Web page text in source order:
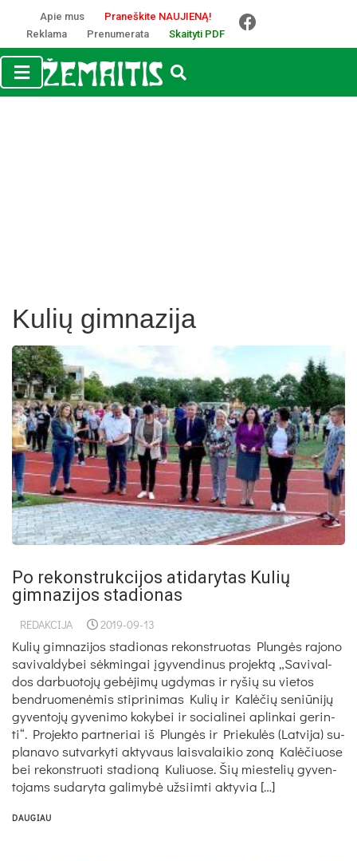
Apie mus
Praneškite NAUJIENĄ!
Reklama
Prenumerata Skaityti PDF
Kulių gimnazija
Po rekonstrukcijos atidarytas Kulių
gimnazijos stadionas
REDAKCIJA 2019-09-13
Ku­lių gim­na­zi­jos sta­dio­nas re­konst­ruo­tas Plun­gės ra­jo­no
sa­vi­val­dy­bei sėk­min­gai įgy­ven­di­nus pro­jek­tą „Sa­vi­val­
dos dar­buo­to­jų ge­bė­ji­mų ug­dy­mas ir ry­šių su vie­tos
bend­ruo­me­nė­mis stip­ri­ni­mas Ku­lių ir Ka­lė­čių se­niū­ni­jų
gy­ven­to­jų gy­ve­ni­mo ko­ky­bei ir so­cia­li­nei ap­lin­kai ge­rin­
ti“. Pro­jek­to par­tne­riai iš Plun­gės ir Prie­ku­lės (Lat­vi­ja) su­
pla­na­vo su­tvar­ky­ti ak­ty­vaus lais­va­lai­kio zo­ną Ka­lė­čiuo­se
bei re­konst­ruo­ti sta­dio­ną Ku­liuo­se. Šių mies­te­lių gy­ven­
to­jams su­da­ry­ta ga­li­my­bė už­siim­ti ak­ty­via […]
DAUGIAU